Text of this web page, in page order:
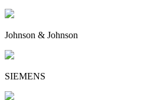
Johnson & Johnson
SIEMENS